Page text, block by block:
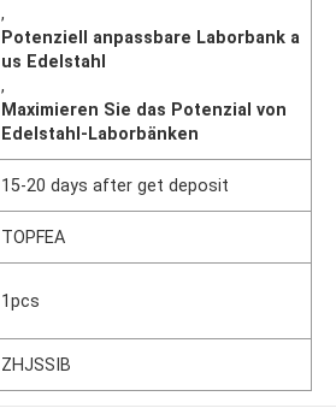
,
Potenziell anpassbare Laborbank a
us Edelstahl
,
Maximieren Sie das Potenzial von
Edelstahl-Laborbänken
15-20 days after get deposit
TOPFEA
1pcs
ZHJSSIB